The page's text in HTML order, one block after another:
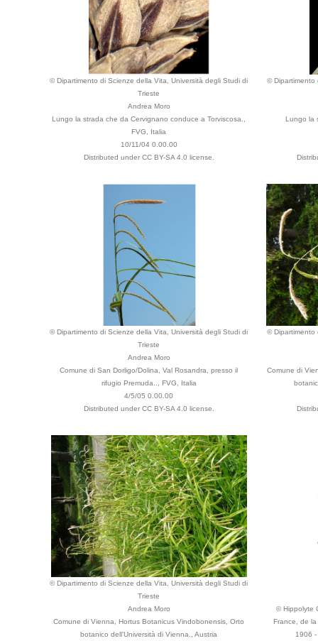
© Dipartimento di Scienze della Vita, Università degli Studi di
Trieste
Andrea Moro
Lungo la strada che da Cervignano conduce a Torviscosa.,
FVG, Italia
10/11/04 0.00.00
Distributed under CC BY-SA 4.0 license.
© Dipartimento
Lungo la
© Dipartimento di Scienze della Vita, Università degli Studi di
Trieste
Andrea Moro
Comune di San Dorligo/Dolina, Val Rosandra, presso il
rifugio Premuda.., FVG, Italia
4/5/05 0.00.00
Distributed under CC BY-SA 4.0 license.
© Dipartimento
Comune di
© Dipartimento di Scienze della Vita, Università degli Studi di
Trieste
Andrea Moro
Comune di Vienna, Hortus Botanicus Vindobonensis, Orto
botanico dell'Università di Vienna., Austria
© Hippolyte
France, de
1906